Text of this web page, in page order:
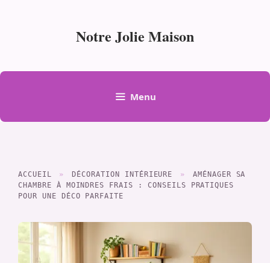
Notre Jolie Maison
Menu
ACCUEIL » DÉCORATION INTÉRIEURE »
AMÉNAGER SA
CHAMBRE À MOINDRES FRAIS : CONSEILS PRATIQUES
POUR UNE DÉCO PARFAITE